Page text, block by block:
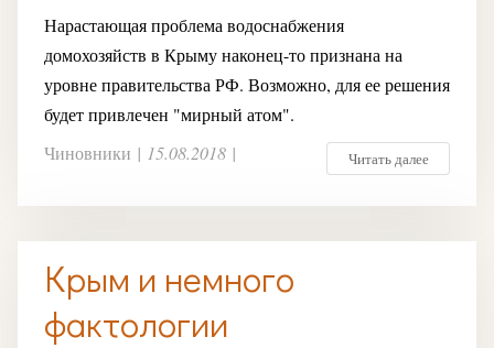
Нарастающая проблема водоснабжения
домохозяйств в Крыму наконец-то признана на
уровне правительства РФ. Возможно, для ее решения
будет привлечен "мирный атом".
Читать далее
Чиновники | 15.08.2018 |
Крым и немного
фактологии